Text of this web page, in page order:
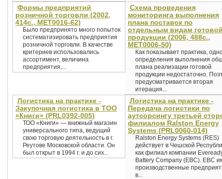
Формы предприятий
розничной торговли (2002,
414с., MET0016-62)
Было предпринято много попыток
систематизировать предприятия
розничной торговли. В качестве
критериев использовались
ассортимент, величина
предприятия,...
Схема проведения
мониторинга выполнения
плана поставок по
отдельным видам
продукции (2006, 488с.,
MET0006-50)
Как показывает практика,
определения выполнения
плана реализа­ции готовой
продукции недостаточно.
предусматривается вторая
итерация...
Логистика на практике -
Закупочная логистика в ТОО
«Книги» (PRL0392-005)
ТОО «Книги» — книжный магазин
универсального типа, ведущий
свою торговую деятельность в г.
Реутове Московской области. Он
был открыт в 1994 г. и до сих...
Логистика на практике -
Передача логистики по
аутсорсингу третьей
филиалом Ralston Energy
Systems (PRL0060-014)
Ralston Energy Systems (RES)
действует в Чешской
как филиал компании
Battery Company (EBC). EBC
производственные
в...